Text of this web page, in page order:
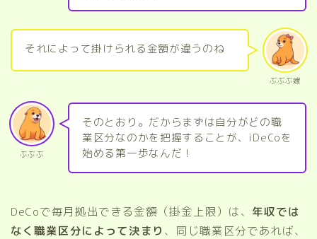
ぶぶぶ嫁
それによって掛けられる金額が違うのね
ぶぶぶ
そのとおり。だからまずは自分がどの職
業区分なのかを把握することが、iDeCoを
始める第一歩なんだ！
DeCoで毎月拠出できる金額（掛金上限）は、 年収では
なく職業区分によって決まり 、同じ職業区分であれば、